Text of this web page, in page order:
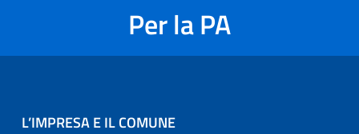
Per la PA
L’IMPRESA E IL COMUNE